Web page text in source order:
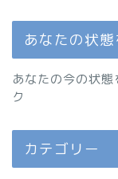
あなたの状
あなたの今の状
ク
カテゴリー